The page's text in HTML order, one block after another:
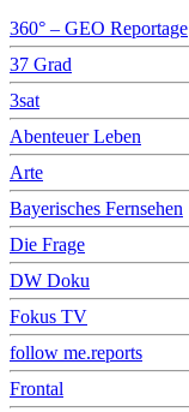
360° – GEO Reportage
37 Grad
3sat
Abenteuer Leben
Arte
Bayerisches Fernsehen
Die Frage
DW Doku
Fokus TV
follow me.reports
Frontal